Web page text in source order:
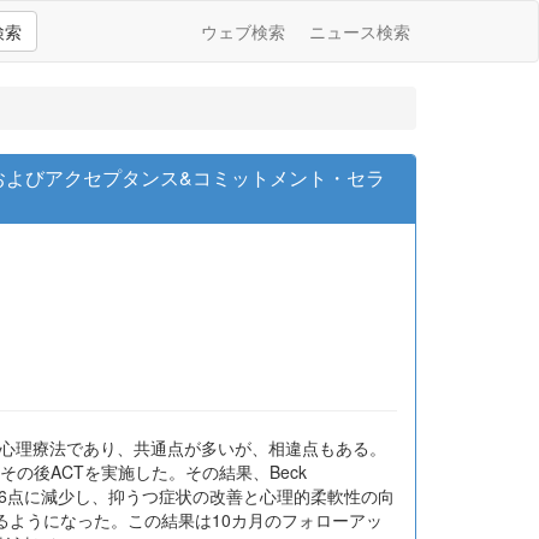
索 ウェブ検索 ニュース検索
びアクセプタンス&コミットメント・セラ
療法であり、共通点が多いが、相違点もある。
の後ACTを実施した。その結果、Beck
に減少し、抑うつ症状の改善と心理的柔軟性の向
うになった。この結果は10カ月のフォローアッ